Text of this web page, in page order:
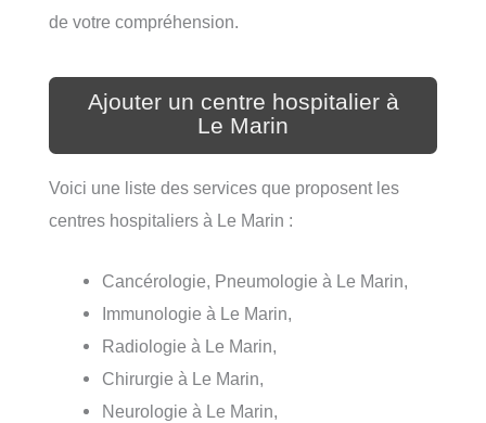
de votre compréhension.
Ajouter un centre hospitalier à
Le Marin
Voici une liste des services que proposent les
centres hospitaliers à Le Marin :
Cancérologie, Pneumologie à Le Marin,
Immunologie à Le Marin,
Radiologie à Le Marin,
Chirurgie à Le Marin,
Neurologie à Le Marin,